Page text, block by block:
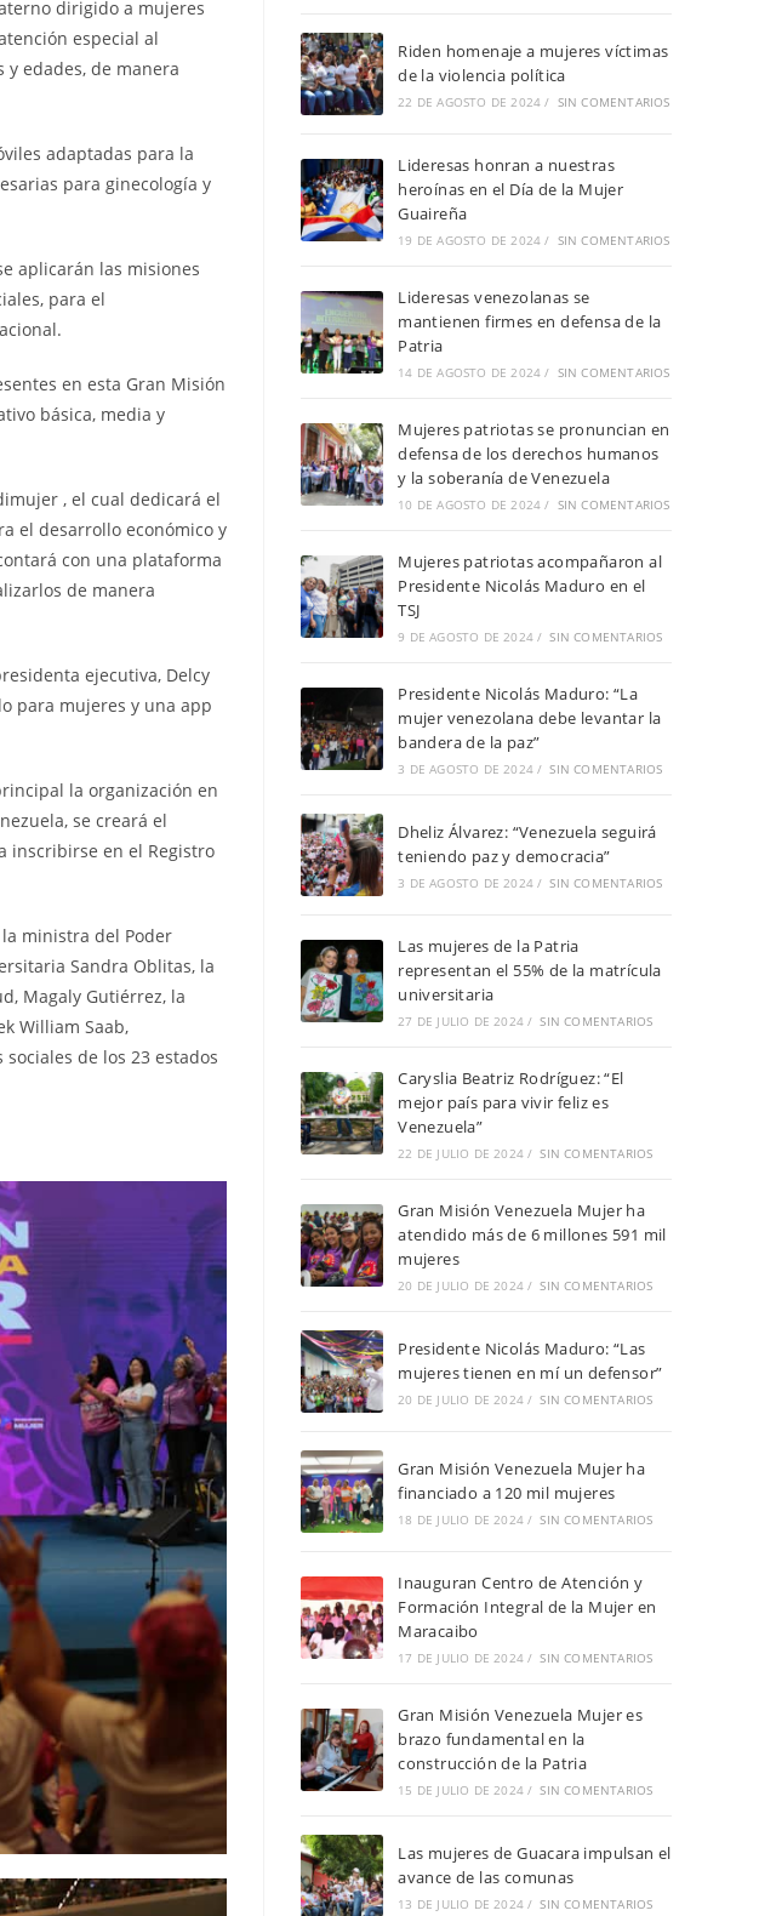
dirigido a mujeres
especial al
edades, de manera
adaptadas para la
para ginecología y
aplicarán las misiones
para el
en esta Gran Misión
básica, media y
, el cual dedicará el
el desarrollo económico y
con una plataforma
de manera
ejecutiva, Delcy
para mujeres y una app
la organización en
se creará el
inscribirse en el Registro
ministra del Poder
Sandra Oblitas, la
Magaly Gutiérrez, la
William Saab,
de los 23 estados
Riden homenaje a mujeres víctimas
de la violencia política
22 DE AGOSTO DE 2024 / SIN COMENTARIOS
Lideresas honran a nuestras
heroínas en el Día de la Mujer
Guaireña
19 DE AGOSTO DE 2024 / SIN COMENTARIOS
Lideresas venezolanas se
mantienen firmes en defensa de la
Patria
14 DE AGOSTO DE 2024 / SIN COMENTARIOS
Mujeres patriotas se pronuncian en
defensa de los derechos humanos
y la soberanía de Venezuela
10 DE AGOSTO DE 2024 / SIN COMENTARIOS
Mujeres patriotas acompañaron al
Presidente Nicolás Maduro en el
TSJ
9 DE AGOSTO DE 2024 / SIN COMENTARIOS
Presidente Nicolás Maduro: “La
mujer venezolana debe levantar la
bandera de la paz”
3 DE AGOSTO DE 2024 / SIN COMENTARIOS
Dheliz Álvarez: “Venezuela seguirá
teniendo paz y democracia”
3 DE AGOSTO DE 2024 / SIN COMENTARIOS
Las mujeres de la Patria
representan el 55% de la matrícula
universitaria
27 DE JULIO DE 2024 / SIN COMENTARIOS
Caryslia Beatriz Rodríguez: “El
mejor país para vivir feliz es
Venezuela”
22 DE JULIO DE 2024 / SIN COMENTARIOS
Gran Misión Venezuela Mujer ha
atendido más de 6 millones 591 mil
mujeres
20 DE JULIO DE 2024 / SIN COMENTARIOS
Presidente Nicolás Maduro: “Las
mujeres tienen en mí un defensor”
20 DE JULIO DE 2024 / SIN COMENTARIOS
Gran Misión Venezuela Mujer ha
financiado a 120 mil mujeres
18 DE JULIO DE 2024 / SIN COMENTARIOS
Inauguran Centro de Atención y
Formación Integral de la Mujer en
Maracaibo
17 DE JULIO DE 2024 / SIN COMENTARIOS
Gran Misión Venezuela Mujer es
brazo fundamental en la
construcción de la Patria
15 DE JULIO DE 2024 / SIN COMENTARIOS
Las mujeres de Guacara impulsan el
avance de las comunas
13 DE JULIO DE 2024 / SIN COMENTARIOS